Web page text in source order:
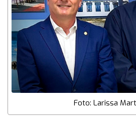
Foto: Larissa